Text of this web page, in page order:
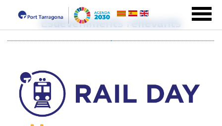
Esdeveniments rellevants